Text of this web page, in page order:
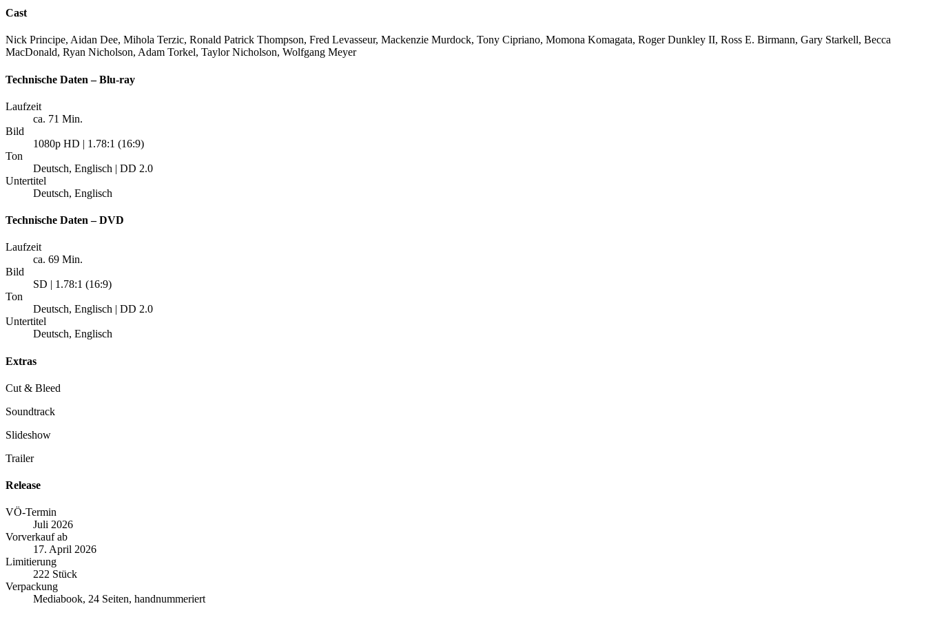
Cast
Nick Principe, Aidan Dee, Mihola Terzic, Ronald Patrick Thompson, Fred Levasseur, Mackenzie Murdock, Tony Cipriano, Momona Komagata, Roger Dunkley II, Ross E. Birmann, Gary Starkell, Becca
MacDonald, Ryan Nicholson, Adam Torkel, Taylor Nicholson, Wolfgang Meyer
Technische Daten – Blu-ray
Laufzeit
ca. 71 Min.
Bild
1080p HD | 1.78:1 (16:9)
Ton
Deutsch, Englisch | DD 2.0
Untertitel
Deutsch, Englisch
Technische Daten – DVD
Laufzeit
ca. 69 Min.
Bild
SD | 1.78:1 (16:9)
Ton
Deutsch, Englisch | DD 2.0
Untertitel
Deutsch, Englisch
Extras
Cut & Bleed
Soundtrack
Slideshow
Trailer
Release
VÖ-Termin
Juli 2026
Vorverkauf ab
17. April 2026
Limitierung
222 Stück
Verpackung
Mediabook, 24 Seiten, handnummeriert